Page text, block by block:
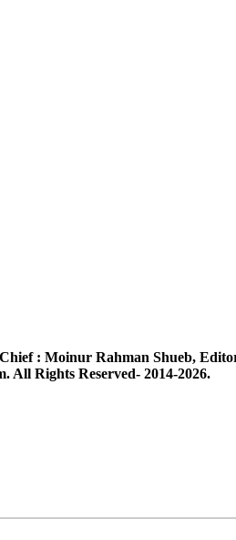
: Moinur Rahman Shueb,
All Rights Reserved- 2014-2026.